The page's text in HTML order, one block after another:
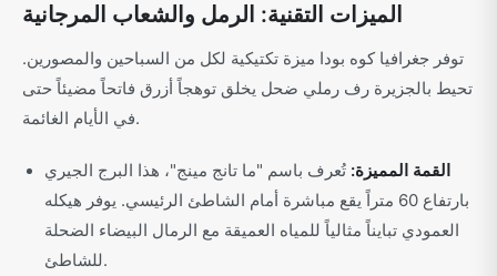
الميزات التقنية: الرمل والشعاب المرجانية
توفر جغرافيا كوه بودا ميزة تكتيكية لكل من السباحين والمصورين.
تحيط بالجزيرة رف رملي ضحل يخلق توهجاً أزرق فاتحاً مضيئاً حتى
في الأيام الغائمة.
القمة المميزة: تُعرف باسم "ما تانج مينج"، هذا البرج الجيري
بارتفاع 60 متراً يقع مباشرة أمام الشاطئ الرئيسي. يوفر هيكله
العمودي تبايناً مثالياً للمياه العميقة مع الرمال البيضاء الضحلة
للشاطئ.